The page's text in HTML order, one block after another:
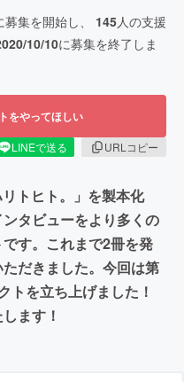
募集を開始し、 145人の支援
10/10に募集を終了しま
をやってほしい
LINEで送る
URLコピー
トヒト。」を製本化
タビューをより多くの
す。これまで2冊を発
だきました。今回は第
トを立ち上げました！
ます！